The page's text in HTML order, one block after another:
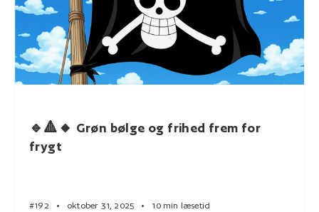
🔹🔺🔸 Grøn bølge og frihed frem for
frygt
#192 • oktober 31, 2025 • 10 min læsetid